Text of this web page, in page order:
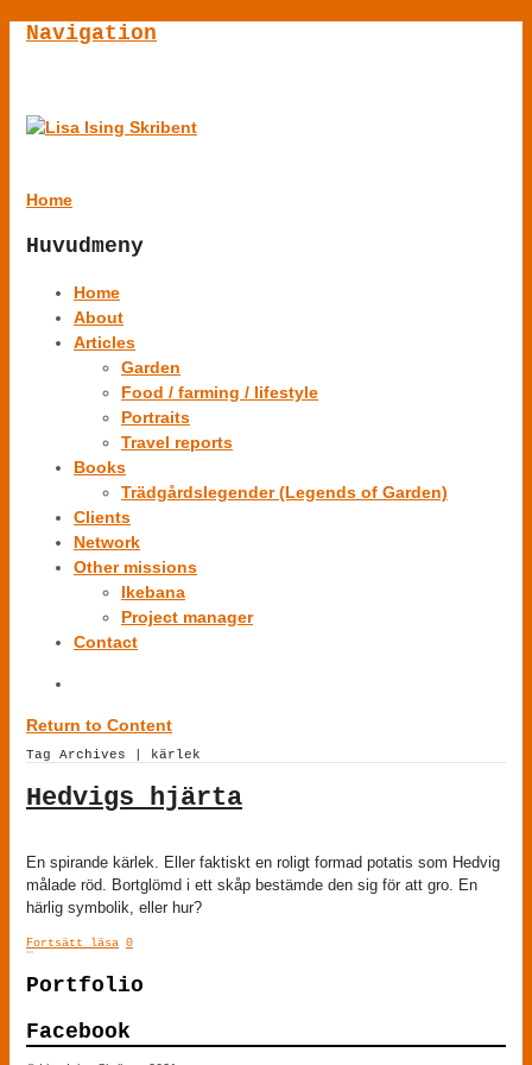
Navigation
Home
Huvudmeny
Home
About
Articles
Garden
Food / farming / lifestyle
Portraits
Travel reports
Books
Trädgårdslegender (Legends of Garden)
Clients
Network
Other missions
Ikebana
Project manager
Contact
Return to Content
Tag Archives | kärlek
Hedvigs hjärta
En spirande kärlek. Eller faktiskt en roligt formad potatis som Hedvig
målade röd. Bortglömd i ett skåp bestämde den sig för att gro. En
härlig symbolik, eller hur?
Fortsätt läsa 0
Portfolio
Facebook